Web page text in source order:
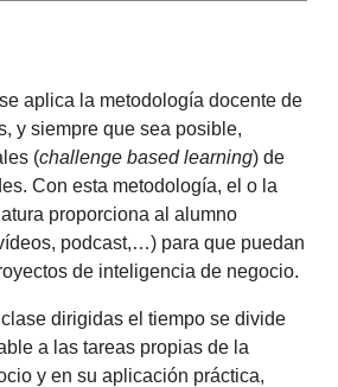
aplica la metodología docente de
y siempre que sea posible,
(challenge based learning) de
Con esta metodología, el o la
proporciona al alumno
podcast,…) para que puedan
de inteligencia de negocio.
dirigidas el tiempo se divide
a las tareas propias de la
y en su aplicación práctica,